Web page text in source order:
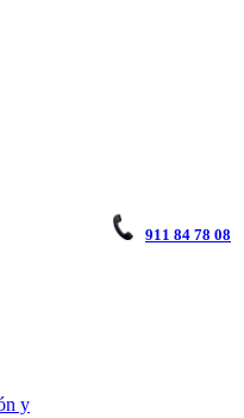
911 84 78 08
y